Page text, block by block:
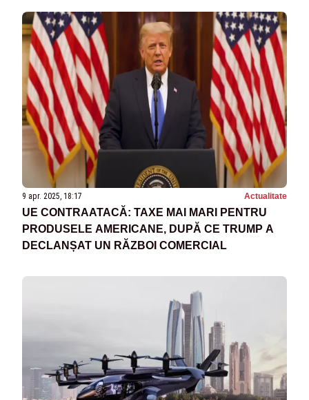
9 apr. 2025, 18:17 Actualitate
UE CONTRAATACĂ: TAXE MAI MARI PENTRU
PRODUSELE AMERICANE, DUPĂ CE TRUMP A
DECLANȘAT UN RĂZBOI COMERCIAL